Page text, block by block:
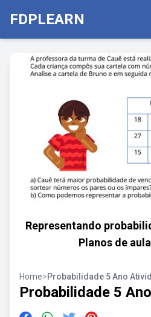
FDPLEARN
Representando
Planos de
Home>Probabilidade 5 Ano
Probabilidade 5